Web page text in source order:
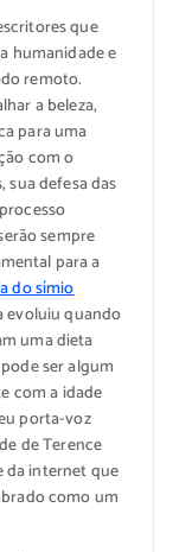
que
humanidade e
remoto.
a beleza,
para uma
com o
sua defesa das
sempre
para a
do símio
evoluiu quando
uma dieta
ser algum
com a idade
porta-voz
de Terence
da internet que
como um